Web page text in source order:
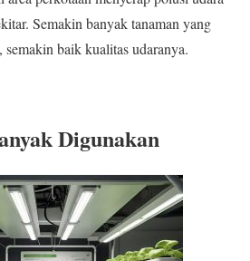
Semakin banyak tanaman yang
baik kualitas udaranya.
Digunakan